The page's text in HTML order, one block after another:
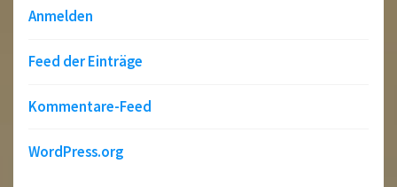
Anmelden
Feed der Einträge
Kommentare-Feed
WordPress.org